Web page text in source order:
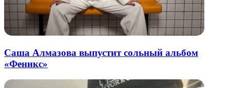
Саша Алмазова выпустит сольный альбом
«Феникс»